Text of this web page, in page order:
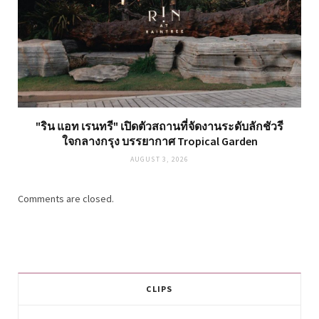
"ริน แอท เรนทรี" เปิดตัวสถานที่จัดงานระดับลักชัวรี
ใจกลางกรุง บรรยากาศ Tropical Garden
AUGUST 3, 2026
Comments are closed.
CLIPS